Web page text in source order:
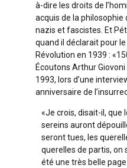
à-dire les droits de
acquis de la philosophie
nazis et fascistes. Et
quand il déclarait pour
Révolution en 1939 :
Écoutons Arthur
1993, lors d’une
anniversaire de
«Je crois, disait-il, que
sereins auront
seront tues, les
querelles de partis, on
été une très belle